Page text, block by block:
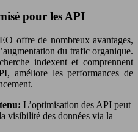
pour les API
offre de nombreux avantages,
du trafic organique.
indexent et comprennent
améliore les performances de
L’optimisation des API peut
visibilité des données via la